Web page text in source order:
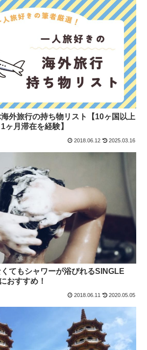
外旅行の持ち物リスト【10ヶ国以上
ヶ月滞在を経験】
2018.06.12 2025.03.16
くてもシャワーが浴びれるSINGLE
おすすめ！
2018.06.11 2020.05.05